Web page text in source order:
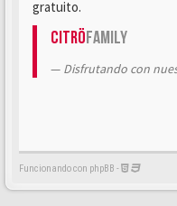
gratuito.
CitröFamily
Disfrutando con
Funcionando con phpBB -